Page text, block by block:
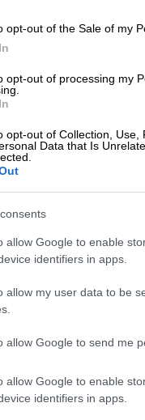
opt-out of the Sale of my
opt-out of processing my
opt-out of Collection,
Data that Is
allow Google to enable
identifiers in apps.
allow my user data to be
allow Google to send me
allow Google to enable
identifiers in apps.
Lifestyle|
για την
φωτογραφία
φέρει πάντα
Lifestyle |
«Δεν
ήταν δύο
σώσει τη
Δύσκολες
τελευταίες